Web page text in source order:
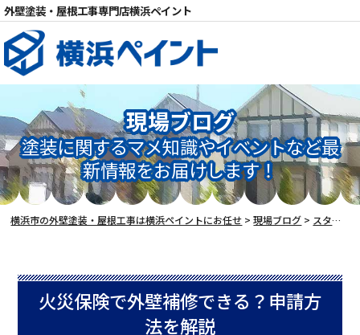
外壁塗装・屋根工事専門店横浜ペイント
電話
現場ブログ
塗装に関するマメ知識やイベントなど最
新情報をお届けします！
横浜市の外壁塗装・屋根工事は横浜ペイントにお任せ >現場ブログ > スタッフブログ
火災保険で外壁補修できる？申請方
法を解説